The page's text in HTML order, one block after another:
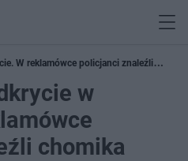
W reklamówce policjanci znaleźli
w
chomika